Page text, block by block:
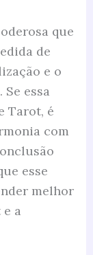
que
de
e o
essa
Tarot, é
com
esse
melhor
a